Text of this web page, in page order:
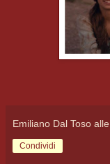
Emiliano Dal Toso alle
Condividi